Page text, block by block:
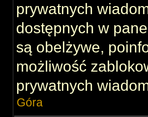
prywatnych
dostępnych w
są obelżywe,
możliwość
prywatnych
Góra